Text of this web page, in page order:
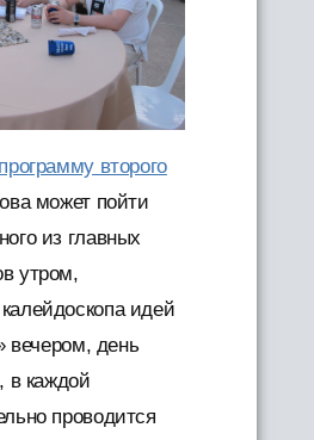
программу второго
может пойти
из главных
утром,
идей
вечером, день
в каждой
проводится